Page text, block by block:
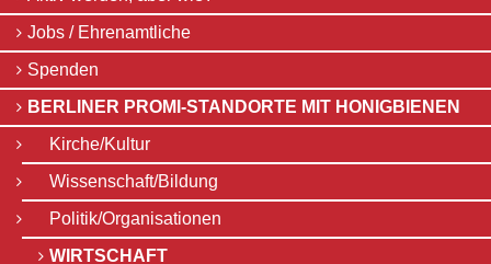
überspringen
Jobs / Ehrenamtliche
Spenden
BERLINER PROMI-STANDORTE MIT HONIGBIENEN
Kirche/Kultur
Wissenschaft/Bildung
Politik/Organisationen
WIRTSCHAFT